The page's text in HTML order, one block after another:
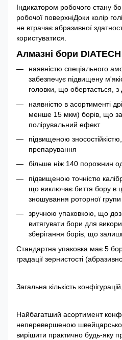
Індикатором робочого стану
робочої поверхніДоки колір
не втрачає абразивної
користуватися.
Алмазні бори
наявністю спеціального
забезпечує підвищену
головки, що обертається,
наявністю в асортименті
менше 15 мкм) борів, що
полірувальний ефект
підвищеною
препарування
більше ніж 140 порожнин
підвищеною точністю
що виключає биття бору в
зношування роторної групи
зручною упаковкою, що
витягувати бори для
зберігання борів, що
Стандартна упаковка має 5
градації зернистості
Загальна кількість
Найбагатший асортимент
неперевершеною
вирішити практично будь-яку